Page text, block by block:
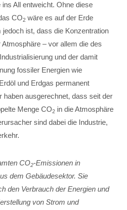
All entweicht. Ohne diese
CO2 wäre es auf der Erde
ist, dass die Konzentration
– vor allem die des
und der damit
fossiler Energien wie
und Erdgas permanent
haben ausgerechnet, dass seit der
Menge CO2 in die Atmosphäre
sind dabei die Industrie,
CO2-Emissionen in
dem Gebäudesektor. Sie
den Verbrauch der Energien und
von Strom und